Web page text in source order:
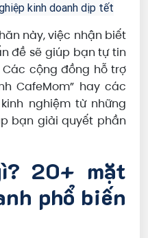
kinh doanh dịp tết
này, việc nhận biết
đề sẽ giúp bạn tự tin
cộng đồng hỗ trợ
CafeMom” hay các
nghiệm từ những
bạn giải quyết phần
20+ mặt
phổ biến